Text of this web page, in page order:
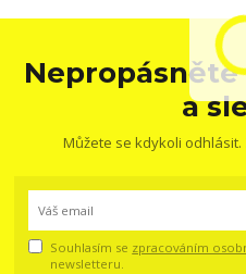
a
Můžete se kdykoli
Souhlasím se zpracováním
newsletteru.